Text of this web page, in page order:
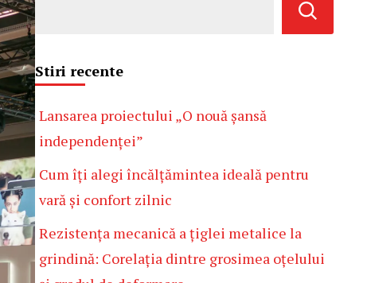
Stiri recente
Lansarea proiectului „O nouă șansă
independenței”
Cum îți alegi încălțămintea ideală pentru
vară și confort zilnic
Rezistența mecanică a țiglei metalice la
grindină: Corelația dintre grosimea oțelului